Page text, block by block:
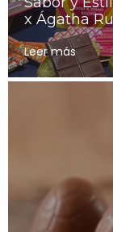
x Ágatha
Leer más